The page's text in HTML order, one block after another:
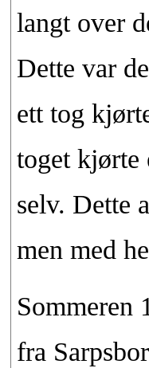
langt over
Dette var
ett tog
toget kjørte
selv. Dette
men med
Sommeren
fra